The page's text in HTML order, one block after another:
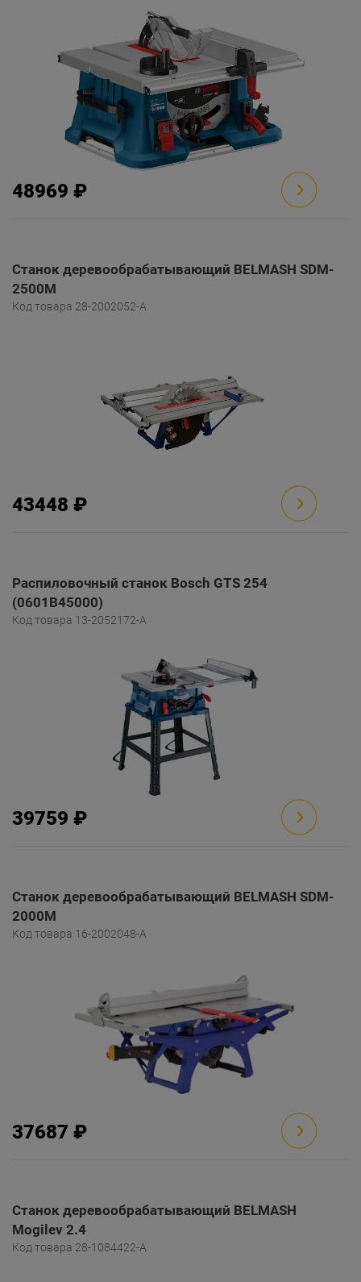
48969 ₽
Станок деревообрабатывающий BELMASH SDM-
2500M
Код товара 28-2002052-A
43448 ₽
Распиловочный станок Bosch GTS 254
(0601B45000)
Код товара 13-2052172-A
39759 ₽
Станок деревообрабатывающий BELMASH SDM-
2000M
Код товара 16-2002048-A
37687 ₽
Станок деревообрабатывающий BELMASH
Mogilev 2.4
Код товара 28-1084422-A